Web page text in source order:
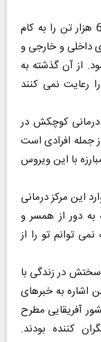
برآوردها نشان می دهد ابولا تاکنون بیش از 6 هزار تن را به کام
داخلی و خارجی و
از آن گذشته به
رعایت نمی کنند
ای که مرکز درمانی کوچکش در
جمله افرادی است
با این ویروس
این مرکز درمانی
به دور از همسر و
توانم تو را از
در زندگی با
اشاره به خبرهای
آفریقایی مطرح
کننده بودند.